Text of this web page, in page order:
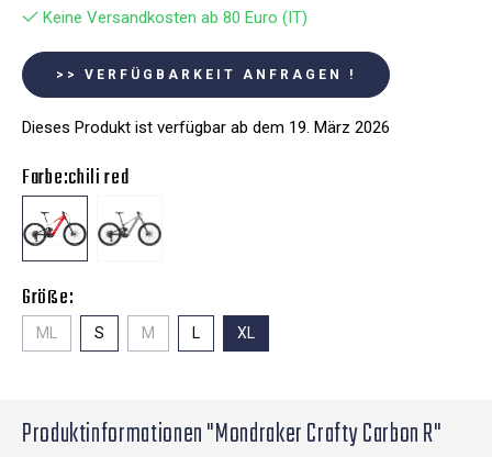
Keine Versandkosten ab 80 Euro (IT)
>> VERFÜGBARKEIT ANFRAGEN !
Dieses Produkt ist verfügbar ab dem 19. März 2026
Farbe:chili red
Größe:
ML S M L XL
Produktinformationen "Mondraker Crafty Carbon R"